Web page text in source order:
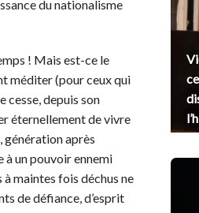
du nationalisme
! Mais est-ce le
méditer (pour ceux qui
cesse, depuis son
éternellement de vivre
génération après
à un pouvoir ennemi
à maintes fois déchus ne
de défiance, d’esprit